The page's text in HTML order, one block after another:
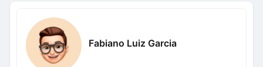
Fabiano Luiz Garcia